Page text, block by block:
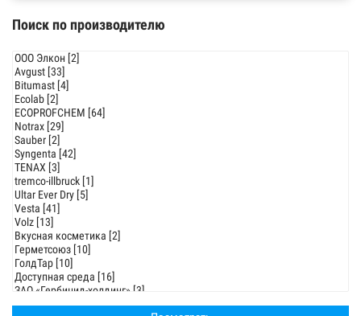
Поиск по производителю